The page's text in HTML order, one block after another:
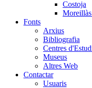
Costoja
Fonts
Arxius
Bibliografia
Centres
Museus
Altres Web
Contactar
Usuaris